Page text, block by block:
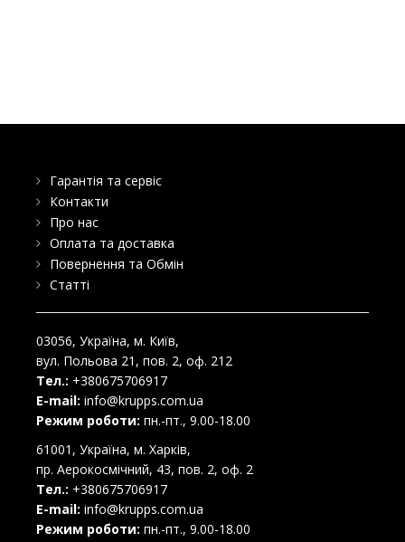
Гарантія та сервіс
Контакти
Про нас
Оплата та доставка
Повернення та Обмін
Статті
03056, Україна, м. Київ,
вул. Польова 21, пов. 2, оф. 212
Тел.: +380675706917
E-mail: info@krupps.com.ua
Режим роботи: пн.-пт., 9.00-18.00
61001 , Україна, м. Харків,
пр. Аерокосмічний, 43, пов. 2, оф. 2
Тел.: +380675706917
E-mail: info@krupps.com.ua
Режим роботи: пн.-пт., 9.00-18.00